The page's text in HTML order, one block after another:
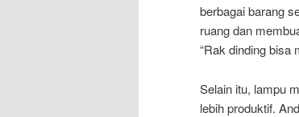
berbagai barang
ruang dan
“Rak dinding bisa
Selain itu, lampu
lebih produktif.